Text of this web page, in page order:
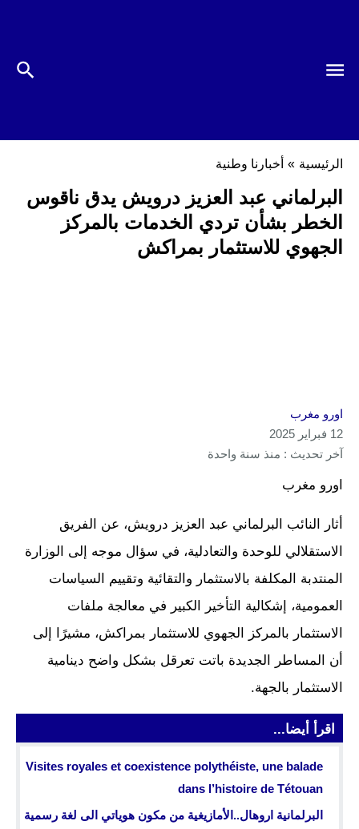
الرئيسية » أخبارنا وطنية
البرلماني عبد العزيز درويش يدق ناقوس
الخطر بشأن تردي الخدمات بالمركز
الجهوي للاستثمار بمراكش
اورو مغرب
12 فبراير 2025
آخر تحديث : منذ سنة واحدة
اورو مغرب
أثار النائب البرلماني عبد العزيز درويش، عن الفريق
الاستقلالي للوحدة والتعادلية، في سؤال موجه إلى الوزارة
المنتدبة المكلفة بالاستثمار والتقائية وتقييم السياسات
العمومية، إشكالية التأخير الكبير في معالجة ملفات
الاستثمار بالمركز الجهوي للاستثمار بمراكش، مشيرًا إلى
أن المساطر الجديدة باتت تعرقل بشكل واضح دينامية
الاستثمار بالجهة.
اقرأ أيضا...
Visites royales et coexistence polythéiste, une balade
dans l’histoire de Tétouan
البرلمانية اروهال..الأمازيغية من مكون هوياتي الى لغة رسمية